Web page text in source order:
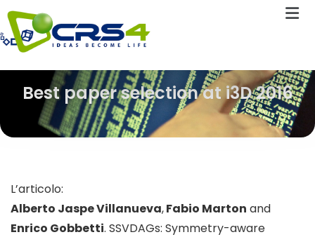
Best paper selection at i3D 2016
L’articolo:
Alberto Jaspe Villanueva,Fabio Marton and
Enrico Gobbetti. SSVDAGs: Symmetry-aware